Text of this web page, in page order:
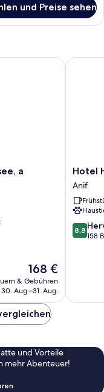
und Preise sehen
a
Der
Preis
beträgt
168 €
& Gebühren
30. Aug.–31. Aug.
a Tribute Portfolio
Hotel
Anif
Hotel
Anif
8.8
von
8,8
158
Hotel
und Vorteile
mehr Abenteuer!